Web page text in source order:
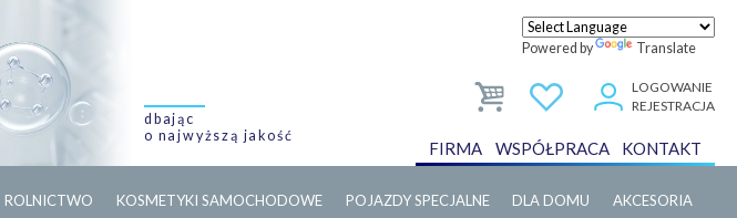
dbając
o najwyższą jakość
Powered by Translate
LOGOWANIE
REJESTRACJA
FIRMA WSPÓŁPRACA KONTAKT
ROLNICTWO KOSMETYKI SAMOCHODOWE POJAZDY SPECJALNE DLA DOMU AKCESORIA